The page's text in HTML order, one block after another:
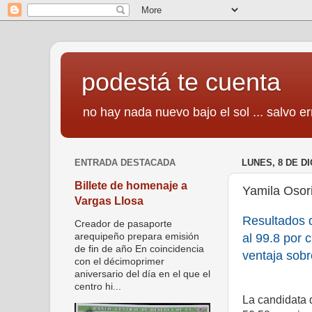
podestá te cuenta
no hay nada nuevo bajo el sol ... salvo
LUNES, 8 DE
Yamila
Resultados
al 99.8 por
ventaja
La candidata
ENTRADA DESTACADA
Billete de homenaje a
Vargas Llosa
Creador de pasaporte
arequipeño prepara emisión
de fin de año En coincidencia
con el décimoprimer
aniversario del día en el que el
centro hi...